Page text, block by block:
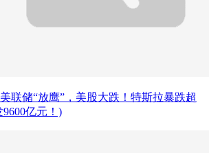
联储“放鹰”，美股大跌！特斯拉暴跌超
亿元！)